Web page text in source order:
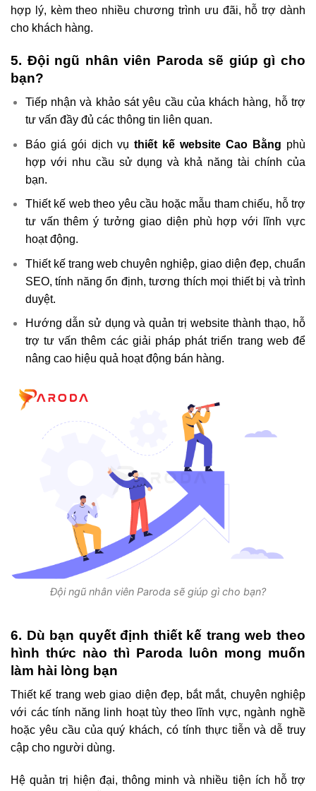
hợp lý, kèm theo nhiều chương trình ưu đãi, hỗ trợ dành
cho khách hàng.
5. Đội ngũ nhân viên Paroda sẽ giúp gì cho
bạn?
Tiếp nhận và khảo sát yêu cầu của khách hàng, hỗ trợ
tư vấn đầy đủ các thông tin liên quan.
Báo giá gói dịch vụthiết kế website Cao Bằng phù
hợp với nhu cầu sử dụng và khả năng tài chính của
bạn.
Thiết kế web theo yêu cầu hoặc mẫu tham chiếu, hỗ trợ
tư vấn thêm ý tưởng giao diện phù hợp với lĩnh vực
hoạt động.
Thiết kế trang web chuyên nghiệp, giao diện đẹp, chuẩn
SEO, tính năng ổn định, tương thích mọi thiết bị và trình
duyệt.
Hướng dẫn sử dụng và quản trị website thành thạo, hỗ
trợ tư vấn thêm các giải pháp phát triển trang web để
nâng cao hiệu quả hoạt động bán hàng.
Đội ngũ nhân viên Paroda sẽ giúp gì cho bạn?
6. Dù bạn quyết định thiết kế trang web theo
hình thức nào thì Paroda luôn mong muốn
làm hài lòng bạn
Thiết kế trang web giao diện đẹp, bắt mắt, chuyên nghiệp
với các tính năng linh hoạt tùy theo lĩnh vực, ngành nghề
hoặc yêu cầu của quý khách, có tính thực tiễn và dễ truy
cập cho người dùng.
Hệ quản trị hiện đại, thông minh và nhiều tiện ích hỗ trợ